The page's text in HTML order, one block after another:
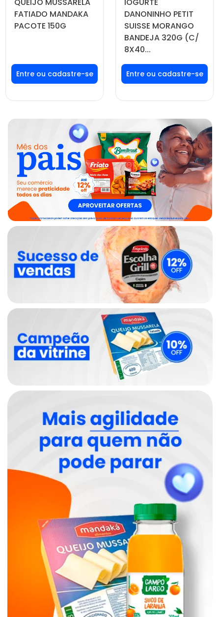
QUEIJO MUSSARELA
FATIADO MANDAKA
PACOTE 150G
Faça seu login ou
cadastre-se para
ver preços e
IOGURTE
DANONINHO PETIT
SUISSE MORANGO
BANDEJA 320G (C/
8X40...
Faça seu login ou
cadastre-se para
ver preços e